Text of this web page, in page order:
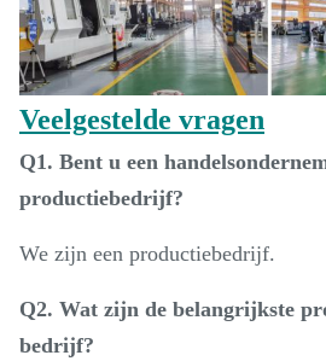
Veelgestelde vragen
Q1. Bent u een
productiebedrijf?
We zijn een productiebedrijf.
Q2. Wat zijn de belangrijkste
bedrijf?